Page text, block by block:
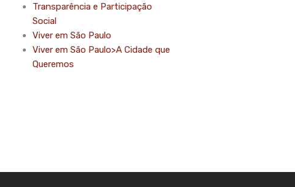
Transparência e Participação
Social
Viver em São Paulo
Viver em São Paulo>A Cidade que
Queremos